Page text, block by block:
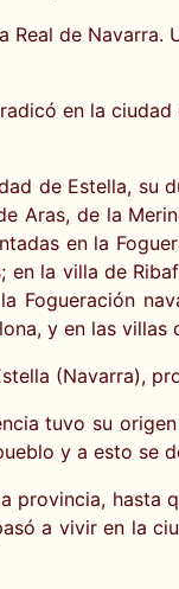
de
en la
de Estella,
Aras, de la
en la
la villa de
Fogueración
y en las
(Navarra),
tuvo su
y a esto se
a vivir en la